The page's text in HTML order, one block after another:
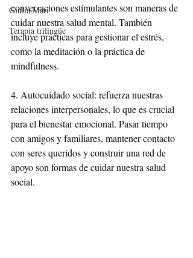
Giulia Mari
Terapia trilingüe
conversaciones estimulantes son maneras de
cuidar nuestra salud mental. También
incluye prácticas para gestionar el estrés,
como la meditación o la práctica de
mindfulness.
4. Autocuidado social: refuerza nuestras
relaciones interpersonales, lo que es crucial
para el bienestar emocional. Pasar tiempo
con amigos y familiares, mantener contacto
con seres queridos y construir una red de
apoyo son formas de cuidar nuestra salud
social.